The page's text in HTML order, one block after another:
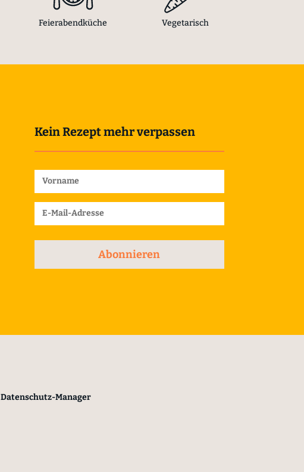
Feierabendküche Vegetarisch
Kein Rezept mehr verpassen
Abonnieren
Datenschutz-Manager